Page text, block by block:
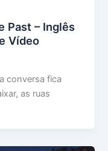
Past – Inglês
Vídeo
conversa fica
as ruas